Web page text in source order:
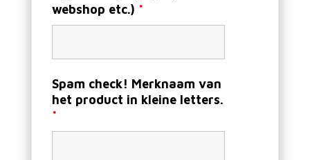
webshop etc.) *
Spam check! Merknaam van
het product in kleine letters.
*